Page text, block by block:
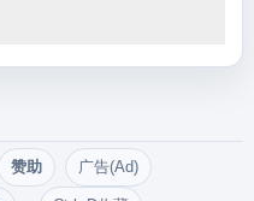
赞助 广告(Ad)